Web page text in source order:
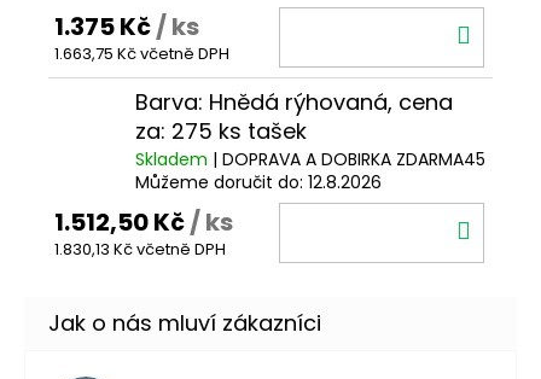
1.375 Kč/ ks
1.663,75 Kč včetně DPH
Barva: Hnědá rýhovaná, cena
za: 275 ks tašek
Skladem | DOPRAVA A DOBIRKA ZDARMA45
Můžeme doručit do: 12.8.2026
1.512,50 Kč/ ks
1.830,13 Kč včetně DPH